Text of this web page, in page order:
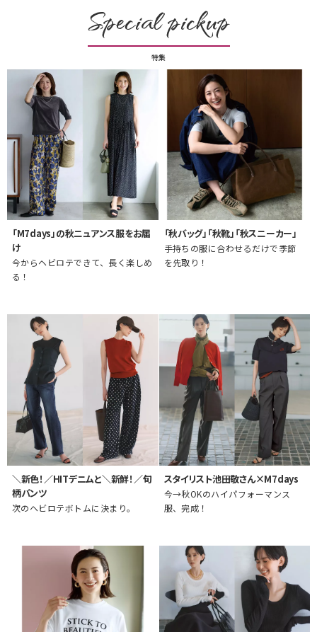
Special pickup
特集
「M7days」の秋ニュアンス服をお届
け
今からヘビロテできて、長く楽しめ
る！
「秋バッグ」「秋靴」「秋スニーカー」
手持ちの服に合わせるだけで季節
を先取り！
＼新色！／HITデニムと＼新鮮！／旬
柄パンツ
次のヘビロテボトムに決まり。
スタイリスト池田敬さん×M7days
今→秋OKのハイパフォーマンス
服、完成！